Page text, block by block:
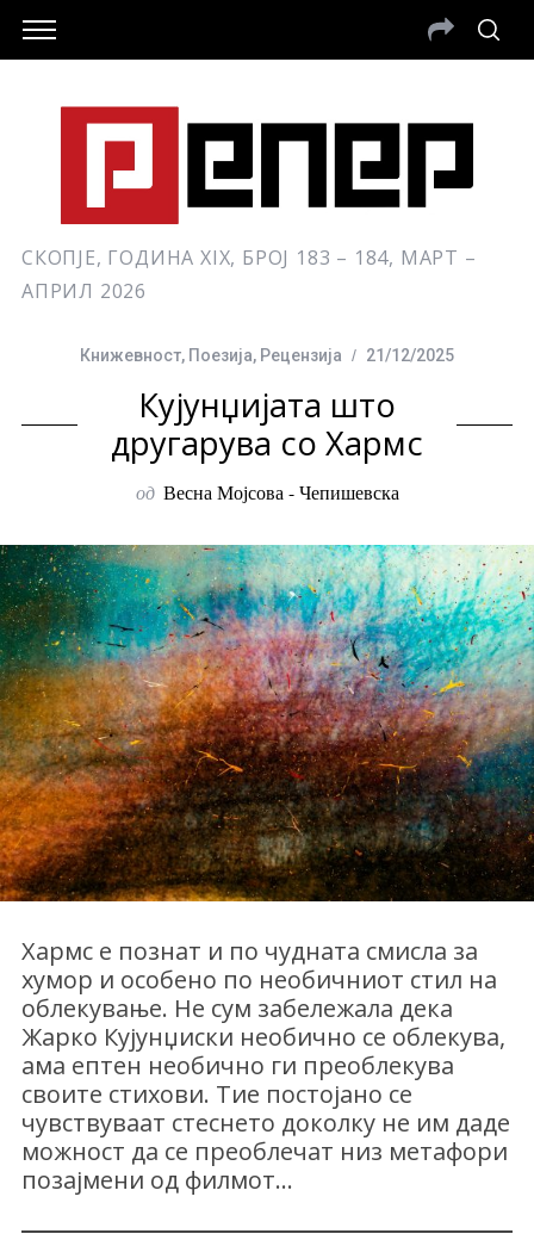
СКОПЈЕ, ГОДИНА XIX, БРОЈ 183 – 184, МАРТ –
АПРИЛ 2026
Книжевност, Поезија, Рецензија 21/12/2025
Кујунџијата што
другарува со Хармс
од Весна Мојсова - Чепишевска
Хармс е познат и по чудната смисла за
хумор и особено по необичниот стил на
облекување. Не сум забележала дека
Жарко Кујунџиски необично се облекува,
ама ептен необично ги преоблекува
своите стихови. Тие постојано се
чувствуваат стеснето доколку не им даде
можност да се преоблечат низ метафори
позајмени од филмот...